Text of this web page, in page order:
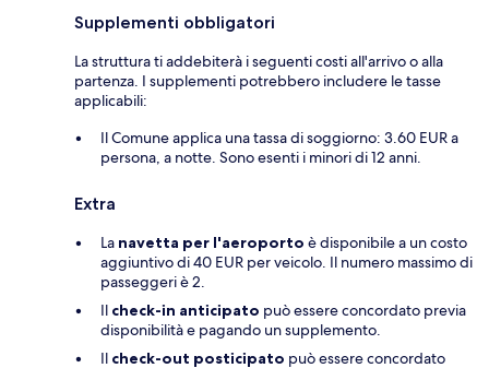
Supplementi obbligatori
La struttura ti addebiterà i seguenti costi all'arrivo o alla
partenza. I supplementi potrebbero includere le tasse
applicabili:
Il Comune applica una tassa di soggiorno: 3.60 EUR a
persona, a notte. Sono esenti i minori di 12 anni.
Extra
La navetta per l'aeroporto è disponibile a un costo
aggiuntivo di 40 EUR per veicolo. Il numero massimo di
passeggeri è 2.
Il check-in anticipato può essere concordato previa
disponibilità e pagando un supplemento.
Il check-out posticipato può essere concordato